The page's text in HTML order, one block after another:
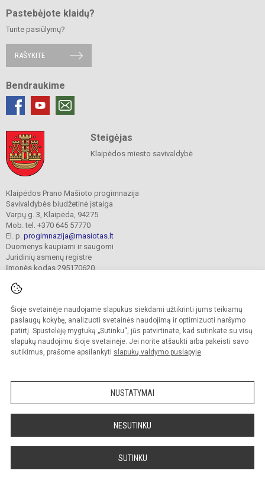
Šioje svetainėje naudojame slapukus siekdami užtikrinti jums teikiamų
paslaugų kokybę, analizuoti svetainės naudojimą ir optimizuoti naršymo
patirtį. Spustelėję mygtuką „Sutinku“, jūs patvirtinate, kad sutinkate su visų
slapukų naudojimu šioje svetainėje. Jei norite atšaukti arba pakeisti savo
sutikimus, prašome apsilankyti slapukų valdymo puslapyje.
NUSTATYMAI
NESUTINKU
SUTINKU
Pastebėjote klaidų?
Turite pasiūlymų?
RAŠYKITE
Bendraukime
Steigėjas
Klaipėdos miesto savivaldybė
Klaipėdos Prano Mašioto progimnazija
Savivaldybės biudžetinė įstaiga
Varpų g. 3, Klaipėda, 94275
Mob. tel. +370 645 57770
El. p. progimnazija@masiotas.lt
Duomenys kaupiami ir saugomi
Juridinių asmenų registre
Įmonės kodas 295170620
© 2022. Klaipėdos Prano Mašioto progimnazija. Visos teisės saugomos.
Kopijuoti turinį be raštiško įstaigos administracijos sutikimo griežtai draudžiama.
Prieinamumo paraiška Slapukų valdymas
Sumanus būdas atnaujinti